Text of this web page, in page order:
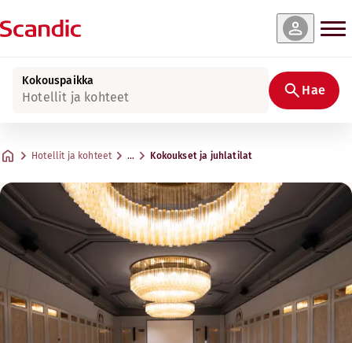
Kokouspaikka
Hotellit ja kohteet Hae
Hotellit ja kohteet … Kokoukset ja juhlatilat